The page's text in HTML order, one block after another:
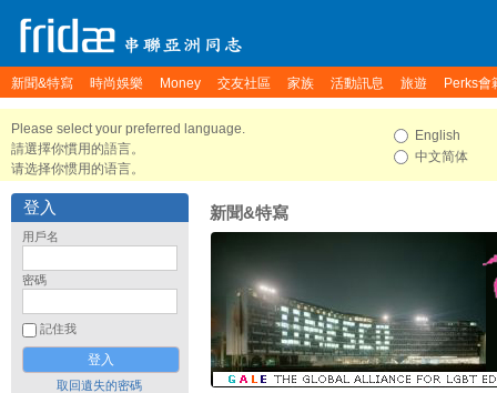
新聞&特寫 時尚娛樂 Money 交友社區 家族 活動訊息 旅遊 Perks會
Please select your preferred language.
請選擇你慣用的語言。
请选择你惯用的语言。
English
中文简体
登入
用戶名
密碼
記住我
取回遺失的密碼
新聞&特寫